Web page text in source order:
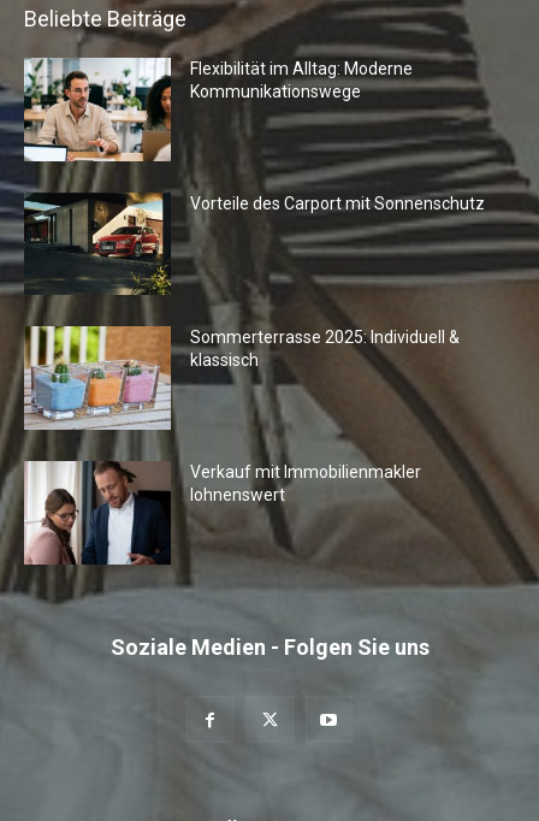
Beliebte Beiträge
Flexibilität im Alltag: Moderne
Kommunikationswege
Vorteile des Carport mit Sonnenschutz
Sommerterrasse 2025: Individuell &
klassisch
Verkauf mit Immobilienmakler
lohnenswert
Soziale Medien - Folgen Sie uns